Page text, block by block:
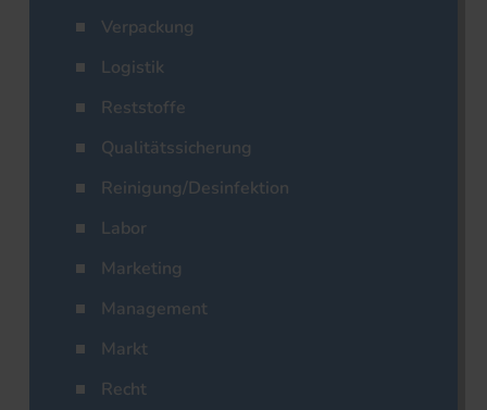
Verpackung
Logistik
Reststoffe
Qualitätssicherung
Reinigung/Desinfektion
Labor
Marketing
Management
Markt
Recht